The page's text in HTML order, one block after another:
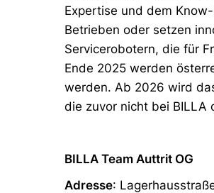
Expertise und dem
Betrieben oder setzen
Servicerobotern, die für
Ende 2025 werden
werden. Ab 2026 wird
die zuvor nicht bei BILLA
BILLA Team Auttrit OG
Adresse: